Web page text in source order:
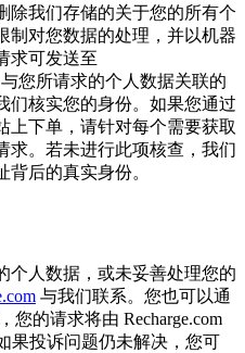
除我们存储的关于您的所有个
制对您数据的处理，并以机器
求可发送至
您所请求的个人数据关联的
们核实您的身份。如果您通过
上下单，请针对每个需要获取
求。若未进行此项核查，我们
后的真实身份。
个人数据，或未妥善处理您的
与我们联系。您也可以通
您的请求将由 Recharge.com
果投诉问题仍未解决，您可